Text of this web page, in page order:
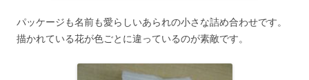
パッケージも名前も愛らしいあられの小さな詰め合わせです。
描かれている花が色ごとに違っているのが素敵です。